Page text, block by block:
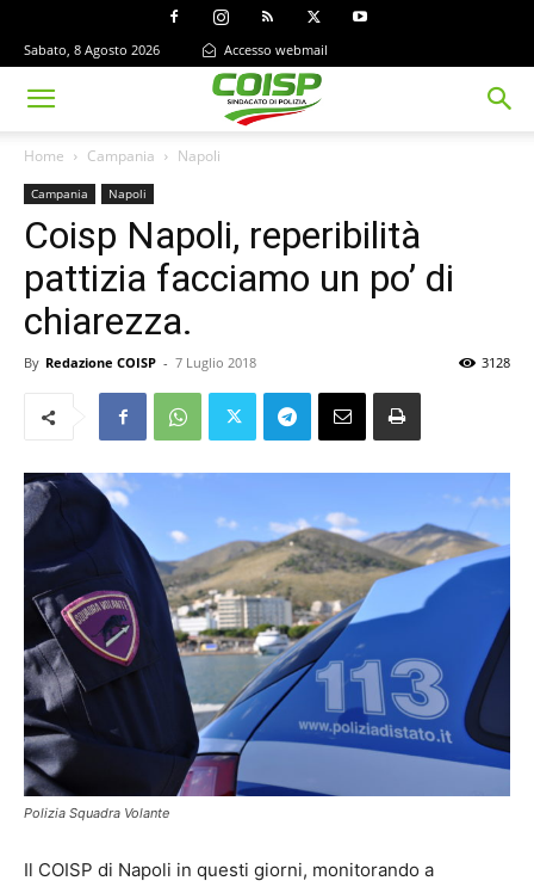
Sabato, 8 Agosto 2026 Accesso webmail
Home Campania Napoli
Campania Napoli
Coisp Napoli, reperibilità
pattizia facciamo un po’ di
chiarezza.
By Redazione COISP - 7 Luglio 2018 3128
Polizia Squadra Volante
Il COISP di Napoli in questi giorni, monitorando a